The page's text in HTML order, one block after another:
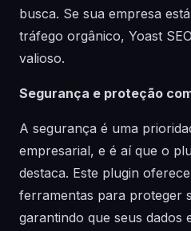
busca. Se sua empresa
tráfego orgânico, Yoast
valioso.
Segurança e proteção
A segurança é uma
empresarial, e é aí que o
destaca. Este plugin
ferramentas para proteger
garantindo que seus dados